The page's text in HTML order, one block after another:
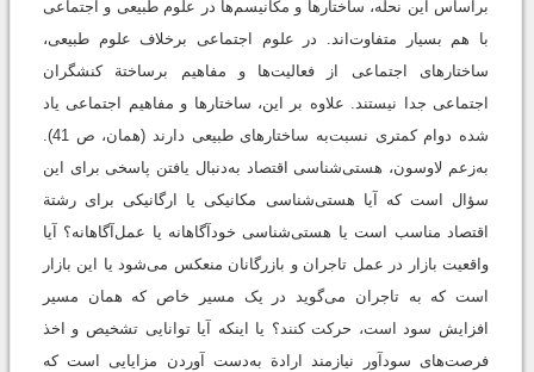
براساس این نحله، ساختارها و مکانیسم‌ها در علوم طبیعی و اجتماعی
با هم بسیار متفاوت‌اند. در علوم اجتماعی برخلاف علوم طبیعی،
ساختارهای اجتماعی از فعالیت‌ها و مفاهیم برساختة کنشگران
اجتماعی جدا نیستند. علاوه بر این، ساختارها و مفاهیم اجتماعی یاد
شده دوام کمتری نسبت‌به ساختارهای طبیعی دارند (همان، ص 41).
به‌زعم لاوسون، هستی‌شناسی اقتصاد به‌دنبال یافتن پاسخی برای این
سؤال است که آیا هستی‌شناسی مکانیکی یا ارگانیکی برای رشتة
اقتصاد مناسب است یا هستی‌شناسی خودآگاهانه یا عمل‌آگاهانه؟ آیا
واقعیت بازار در عمل تاجران و بازرگانان منعکس می‌شود یا این بازار
است که به تاجران می‌گوید در یک مسیر خاص که همان مسیر
افزایش سود است، حرکت کنند؟ یا اینکه آیا توانایی تشخیص و اخذ
فرصت‌های سودآور نیازمند ارادة به‌دست آوردن مزایایی است که